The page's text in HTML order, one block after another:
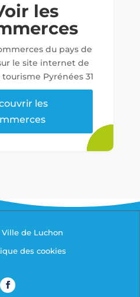
les
du pays de
le site internet de
tourisme Pyrénées 31
les
de Luchon
des cookies